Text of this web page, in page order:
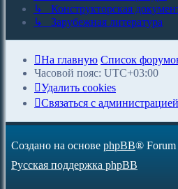
↳ Конструкторская
↳ Зарубежная литература
На главную Список
Часовой пояс: UTC+03:00
Удалить cookies
Связаться с администрацией
Создано на основе phpBB® Forum
Русская поддержка phpBB